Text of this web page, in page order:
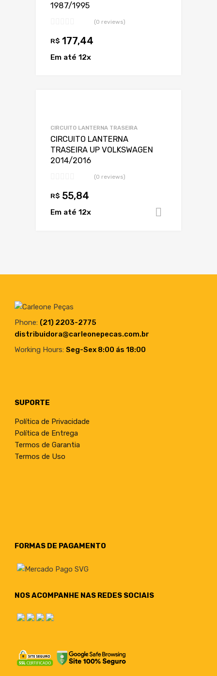
1987/1995
(0 reviews)
R$ 177,44
Em até 12x
CIRCUITO LANTERNA TRASEIRA
CIRCUITO LANTERNA
TRASEIRA UP VOLKSWAGEN
2014/2016
(0 reviews)
R$ 55,84
Em até 12x
Phone: (21) 2203-2775
distribuidora@carleonepecas.com.br
Working Hours: Seg-Sex 8:00 ás 18:00
SUPORTE
Política de Privacidade
Política de Entrega
Termos de Garantia
Termos de Uso
FORMAS DE PAGAMENTO
NOS ACOMPANHE NAS REDES SOCIAIS